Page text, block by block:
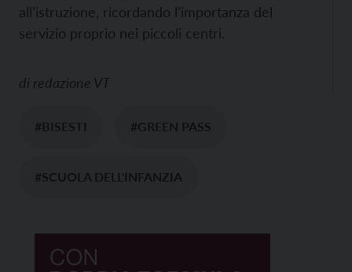
all’istruzione, ricordando l’importanza del
servizio proprio nei piccoli centri.
di redazione VT
#BISESTI #GREEN PASS
#SCUOLA DELL'INFANZIA